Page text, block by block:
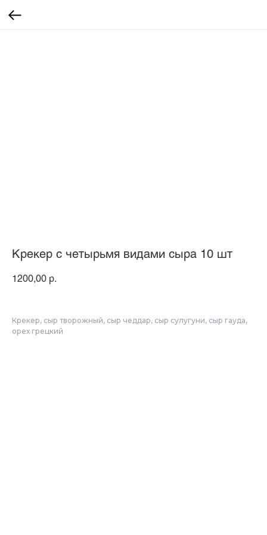
Крекер с четырьмя видами сыра 10 шт
1200,00 р.
Крекер, сыр творожный, сыр чеддар, сыр сулугуни, сыр гауда,
орех грецкий